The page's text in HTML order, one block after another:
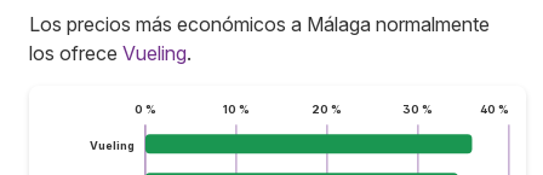
Los precios más económicos a Málaga normalmente
los ofrece Vueling.
0 % 10 % 20 % 30 % 40 %
Vueling